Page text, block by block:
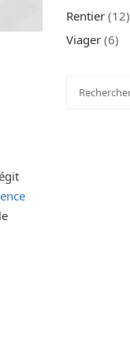
Rentier(12)
Viager(6)